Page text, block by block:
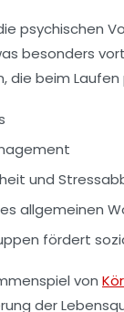
psychischen
besonders
die beim
und
allgemeinen
fördert
von
der